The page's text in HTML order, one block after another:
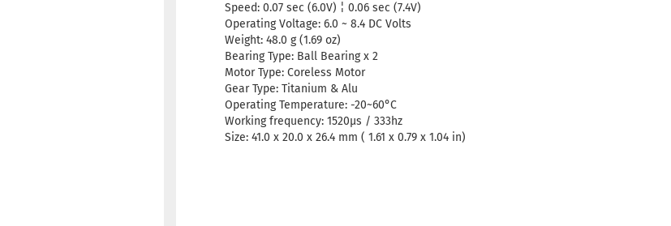
Speed: 0.07 sec (6.0V) ¦ 0.06 sec (7.4V)
Operating Voltage: 6.0 ~ 8.4 DC Volts
Weight: 48.0 g (1.69 oz)
Bearing Type: Ball Bearing x 2
Motor Type: Coreless Motor
Gear Type: Titanium & Alu
Operating Temperature: -20~60°C
Working frequency: 1520µs / 333hz
Size: 41.0 x 20.0 x 26.4 mm ( 1.61 x 0.79 x 1.04 in)